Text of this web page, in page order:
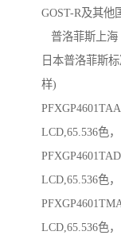
GOST-R及其他
普洛菲斯上海
日本普洛菲斯
样)
LCD,65.536色
LCD,65.536色
LCD,65.536色